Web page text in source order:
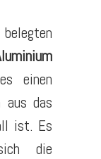
einen
aus das
ist. Es
die